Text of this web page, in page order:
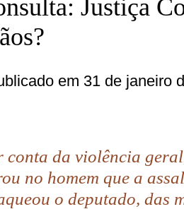
Justiça
em 31 de janeiro
conta da violência
no homem que a
o deputado, das